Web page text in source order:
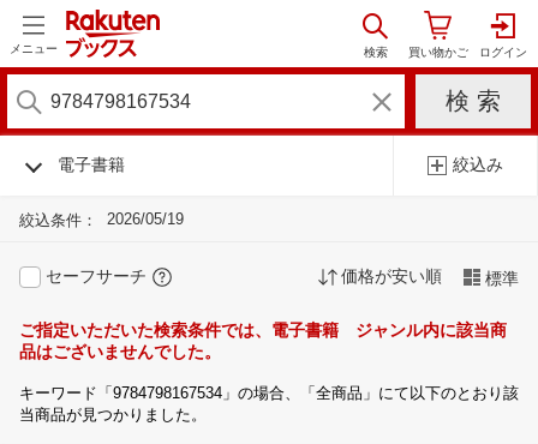
メニュー
電子書籍 絞込み
絞込条件： 2026/05/19
セーフサーチ 価格が安い順 標準
ご指定いただいた検索条件では、電子書籍 ジャンル内に該当商
品はございませんでした。
キーワード「9784798167534」の場合、「全商品」にて以下のとおり該
当商品が見つかりました。